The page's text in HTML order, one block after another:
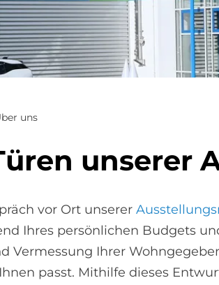
uns
un­se­rer
vor Ort unserer
Ihres persönlichen Budgets
Vermessung Ihrer
passt. Mithilfe dieses